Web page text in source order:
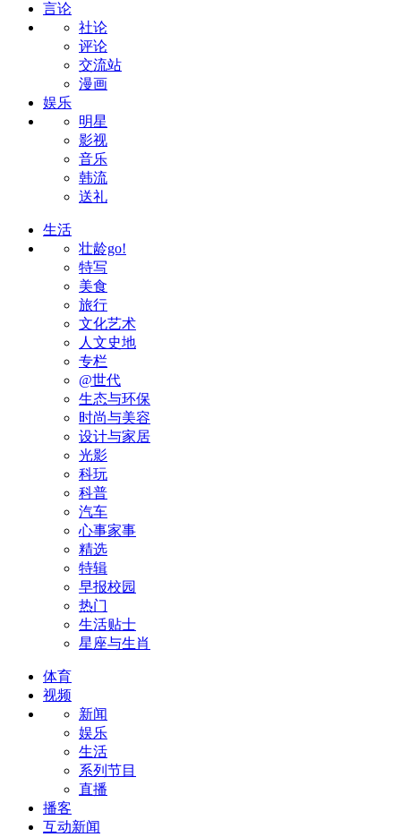
言论
社论
评论
交流站
漫画
娱乐
明星
影视
音乐
韩流
送礼
生活
壮龄go!
特写
美食
旅行
文化艺术
人文史地
专栏
@世代
生态与环保
时尚与美容
设计与家居
光影
科玩
科普
汽车
心事家事
精选
特辑
早报校园
热门
生活贴士
星座与生肖
体育
视频
新闻
娱乐
生活
系列节目
直播
播客
互动新闻